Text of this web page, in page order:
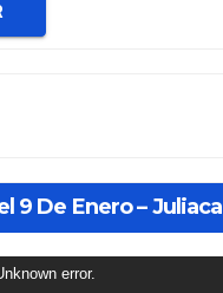
9 De Enero – Juliaca
error.